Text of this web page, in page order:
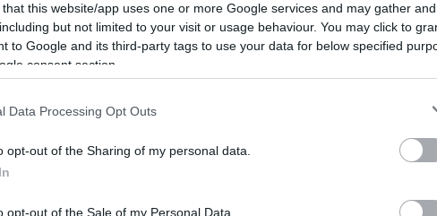
that this website/app uses one or more Google services and may gather
but not limited to your visit or usage behaviour. You may click to
to Google and its third-party tags to use your data for below specified
consent section.
Data Processing Opt Outs
opt-out of the Sharing of my personal data.
opt-out of the Sale of my Personal Data.
is ragyoghat
a vörös szőnyegen!
mindenkit
Mint egy tündér! Jenna
Ortega Wednesday